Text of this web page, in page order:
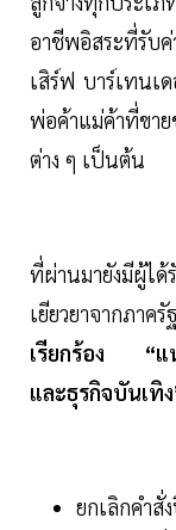
อาชีพอิสระที่รับ
เสิร์ฟ บาร์เทนเ
พ่อค้าแม่ค้าที่ขาย
ต่าง ๆ เป็นต้น
ที่ผ่านมายังมีผู้ได้
เยียวยาจากภาค
เรียกร้อง “แน
และธุรกิจบันเทิง
ยกเลิกคำสั่